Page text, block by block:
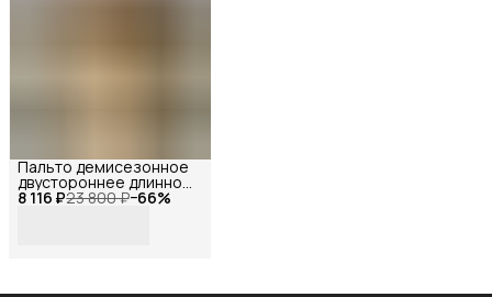
8 116 ₽23 800 ₽−66%
Пальто демисезонное
двустороннее длинное
оверсайз с мехом,